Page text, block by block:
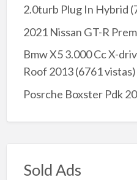
2.0turb Plug In Hybrid
2021 Nissan GT-R
Bmw X5 3.000 Cc X-
Roof 2013(6761 vistas)
Posrche Boxster Pdk
Sold Ads